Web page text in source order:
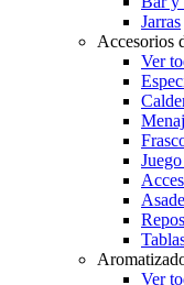
Jarras
Accesorios
Ver
Ver